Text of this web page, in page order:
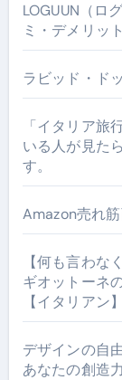
LOGUUN（ロ
ミ・デメリッ
ラビッド・ド
「イタリア旅
いる人が見た
す。
Amazon売れ
【何も言わ
ギオットーネ
【イタリアン
デザインの自
あなたの創造